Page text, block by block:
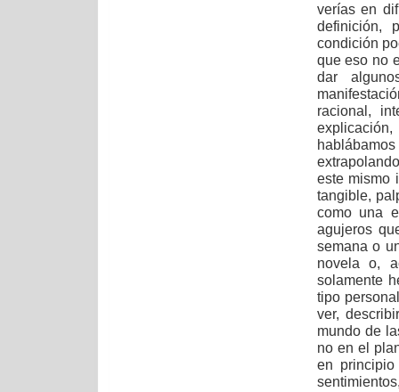
verías en
definición,
condición
que eso no
dar
racional,
este mismo
tangible,
como una
agujeros
semana o
novela o,
solamente
tipo
ver,
mundo de
no en el
en